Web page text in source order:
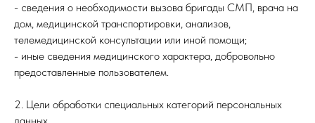
- сведения о необходимости вызова бригады СМП, врача на
дом, медицинской транспортировки, анализов,
телемедицинской консультации или иной помощи;
- иные сведения медицинского характера, добровольно
предоставленные пользователем.
2. Цели обработки специальных категорий персональных